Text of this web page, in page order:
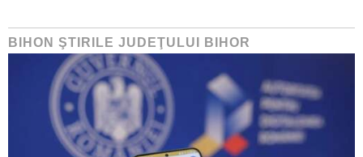
BIHON ŞTIRILE JUDEŢULUI BIHOR